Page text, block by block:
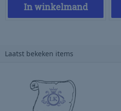
In winkelmand
Laatst bekeken items